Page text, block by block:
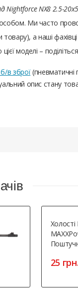
Nightforce NX8 2.5-
Ми часто
а наші
моделі –
в зброї(пневматичні
опис стану
25 грн.